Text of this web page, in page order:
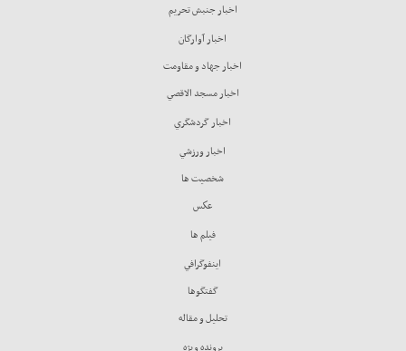
اخبار جنبش تحريم
اخبار آوارگان
اخبار جهاد و مقاومت
اخبار مسجد الاقصي
اخبار گردشگري
اخبار ورزشي
شخصيت ها
عكس
فيلم ها
اينفوگرافي
گفتگوها
تحليل و مقاله
پرونده ويژه